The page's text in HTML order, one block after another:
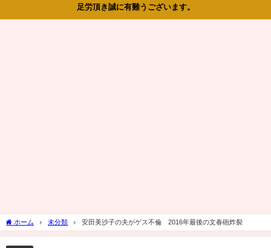
足労頂き誠に有難うございます。
ホーム 未分類 安田美沙子の夫がゲス不倫 2016年最後の文春砲炸裂